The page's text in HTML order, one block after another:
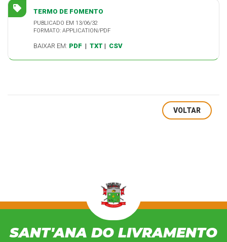
TERMO DE FOMENTO
PUBLICADO EM 13/06/32
FORMATO: APPLICATION/PDF
BAIXAR EM: PDF | TXT | CSV
VOLTAR
SANT'ANA DO LIVRAMENTO